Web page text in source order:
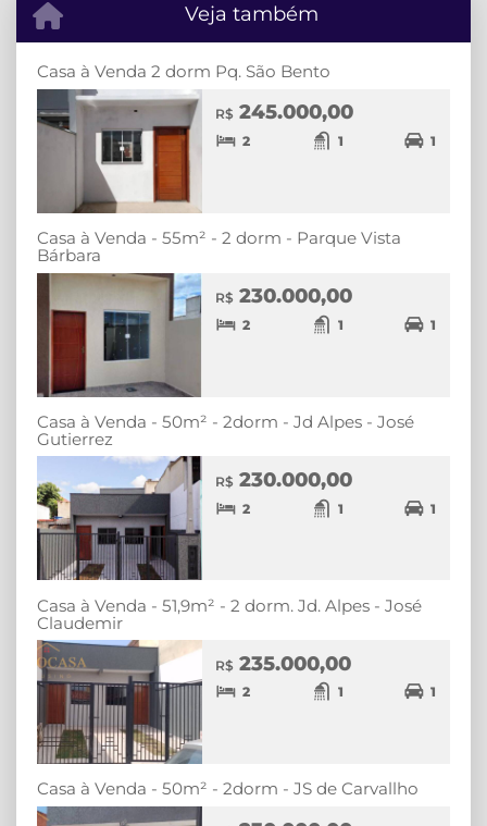
Veja também
Casa à Venda 2 dorm Pq. São Bento
R$ 245.000,00
2 1 1
Casa à Venda - 55m² - 2 dorm - Parque Vista
Bárbara
R$ 230.000,00
2 1 1
Casa à Venda - 50m² - 2dorm - Jd Alpes - José
Gutierrez
R$ 230.000,00
2 1 1
Casa à Venda - 51,9m² - 2 dorm. Jd. Alpes - José
Claudemir
R$ 235.000,00
2 1 1
Casa à Venda - 50m² - 2dorm - JS de Carvallho